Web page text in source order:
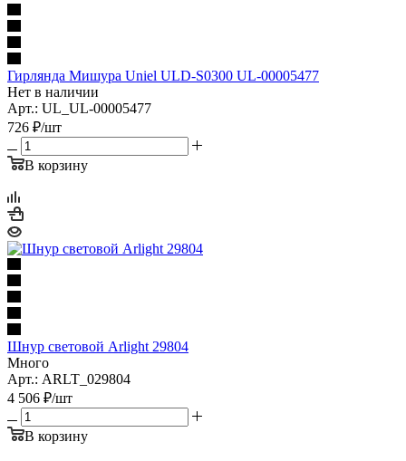
Гирлянда Мишура Uniel ULD-S0300 UL-00005477
Нет в наличии
Арт.: UL_UL-00005477
726 ₽/шт
В корзину
Шнур световой Arlight 29804
Много
Арт.: ARLT_029804
4 506 ₽/шт
В корзину